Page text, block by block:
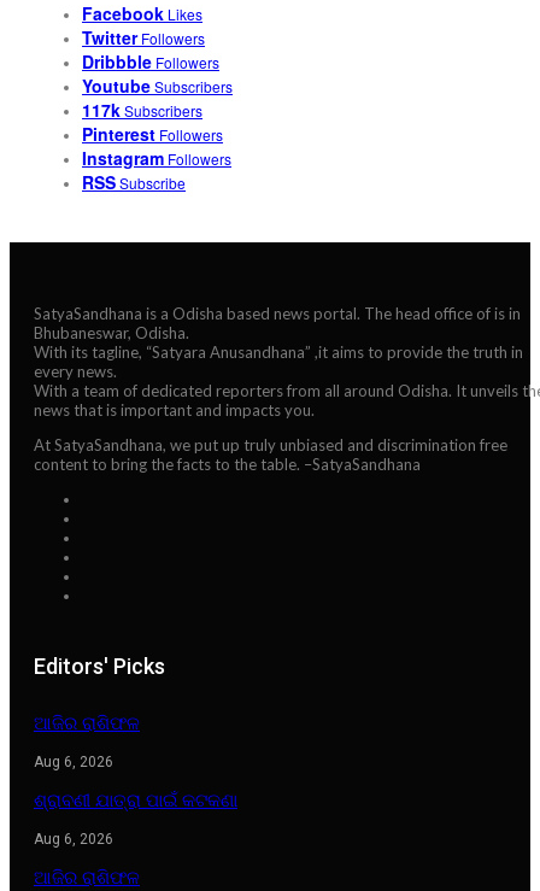
Facebook Likes
Twitter Followers
Dribbble Followers
YoutubeSubscribers
117kSubscribers
Pinterest Followers
Instagram Followers
RSSSubscribe
SatyaSandhana is a Odisha based news portal. The head office of is in
Bhubaneswar, Odisha.
With its tagline, “Satyara Anusandhana” ,it aims to provide the truth in
every news.
With a team of dedicated reporters from all around Odisha. It unveils
news that is important and impacts you.
At SatyaSandhana, we put up truly unbiased and discrimination free
content to bring the facts to the table. –SatyaSandhana
Editors' Picks
ଆଜିର ରାଶିଫଳ
Aug 6, 2026
ଶ୍ରାବଣୀ ଯାତ୍ରା ପାଇଁ କଟକଣା
Aug 6, 2026
ଆଜିର ରାଶିଫଳ